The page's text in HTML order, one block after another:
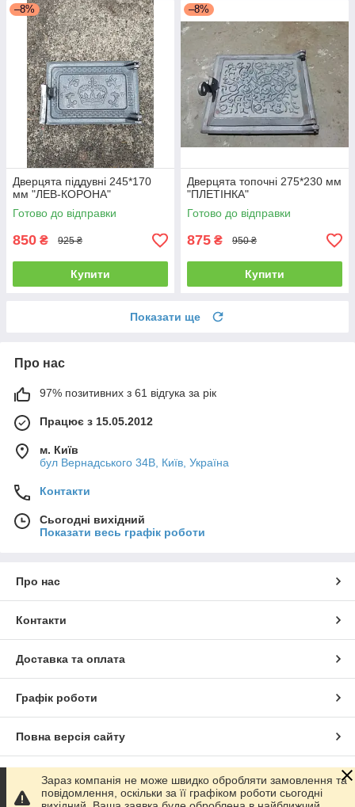
–8%
Дверцята піддувні 245*170
мм "ЛЕВ-КОРОНА"
Готово до відправки
850 ₴ 925 ₴
Купити
–8%
Дверцята топочні 275*230 мм
"ПЛЕТІНКА"
Готово до відправки
875 ₴ 950 ₴
Купити
Показати ще
Про нас
97% позитивних з 61 відгука за рік
Працює з 15.05.2012
м. Київ
бул Вернадського 34В, Київ, Україна
Контакти
Сьогодні вихідний
Показати весь графік роботи
Про нас
Контакти
Доставка та оплата
Графік роботи
Повна версія сайту
Сайт створено на маркетплейсіProm.ua
Зараз компанія не може швидко обробляти замовлення та
повідомлення, оскільки за її графіком роботи сьогодні